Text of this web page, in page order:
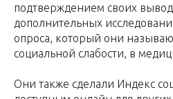
подтверждением своих
дополнительных
опроса, который они
социальной слабости, в
Они также сделали Индекс